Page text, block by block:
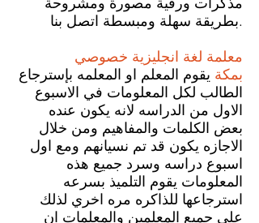
بطريقة سهلة ومبسطة اتصل بنا.
معلمة لغة انجليزية خصوصي
بمكة يقوم المعلم او المعلمه بإسترجاع
الطالب لكل المعلومات في الاسبوع
الاول من الدراسه لانه يكون عنده
بعض الكلمات والمفاهيم ومن خلال
الاجازه يكون قد تم نسيانهم ومع اول
اسبوع دراسه وسرد جميع هذه
المعلومات يقوم التلميذ بسرعه
استرجاعها للذاكره مره اخري لذلك
علي جميع المعلمين والمعلمات ان